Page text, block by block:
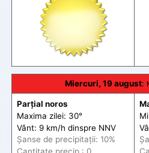
Miercuri, 19 august:
Parțial noros
Maxima zilei: 30°
Vânt: 9 km/h dinspre NNV
Șanse de precipitații: 10%